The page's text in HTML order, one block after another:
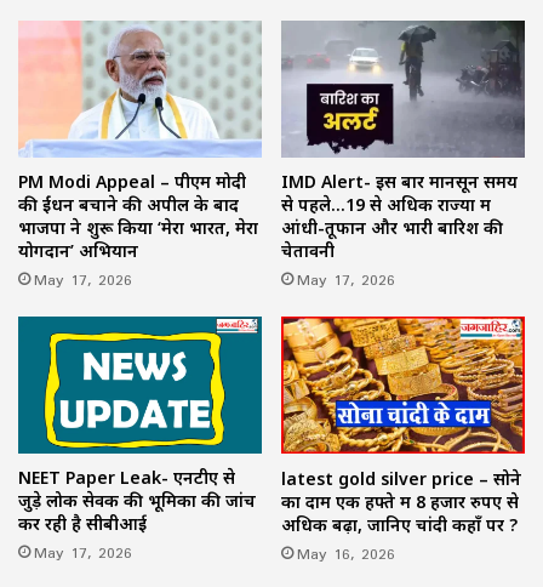
PM Modi Appeal – पीएम मोदी
की ईंधन बचाने की अपील के बाद
भाजपा ने शुरू किया ‘मेरा भारत, मेरा
योगदान’ अभियान
May 17, 2026
IMD Alert- इस बार मानसून समय
से पहले…19 से अधिक राज्यों में
आंधी-तूफान और भारी बारिश की
चेतावनी
May 17, 2026
NEET Paper Leak- एनटीए से
जुड़े लोक सेवक की भूमिका की जांच
कर रही है सीबीआई
May 17, 2026
latest gold silver price – सोने
का दाम एक हफ्ते में 8 हजार रुपए से
अधिक बढ़ा, जानिए चांदी कहाँ पर ?
May 16, 2026